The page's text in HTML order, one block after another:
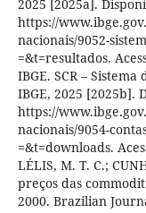
2025 [2025a].
https://
nacionais/9052-
=&t=resultados.
IBGE. SCR –
IBGE, 2025 [2025b].
https://
nacionais/9054-
=&t=downloads.
LÉLIS, M. T. C.;
preços das
2000. Brazilian